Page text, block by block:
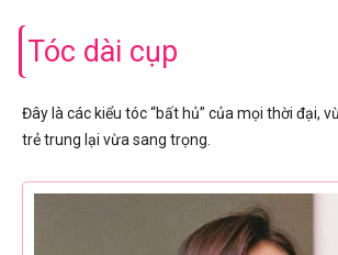
Tóc dài cụp
Đây là các kiểu tóc “bất hủ” của mọi thời đại,
trẻ trung lại vừa sang trọng.